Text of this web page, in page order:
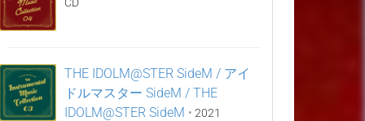
THE IDOLM@STER SideM / アイ
ドルマスター SideM / THE
IDOLM@STER SideM • 2021